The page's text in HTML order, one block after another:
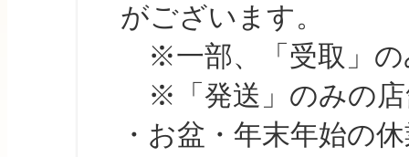
がございます。
※一部、「受取」の
※「発送」のみの店
・お盆・年末年始の